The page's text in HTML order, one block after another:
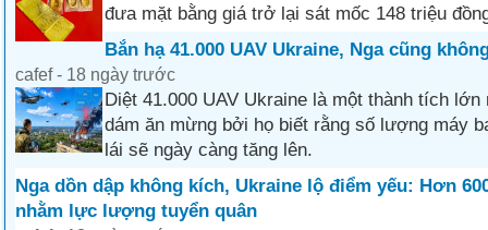
đưa mặt bằng giá trở lại sát mốc 148 triệu
Bắn hạ 41.000 UAV Ukraine, Nga cũng
cafef - 18 ngày trước
Diệt 41.000 UAV Ukraine là một thành tích lớn
dám ăn mừng bởi họ biết rằng số lượng máy
lái sẽ ngày càng tăng lên.
Nga dồn dập không kích, Ukraine lộ điểm yếu: Hơn
nhằm lực lượng tuyển quân